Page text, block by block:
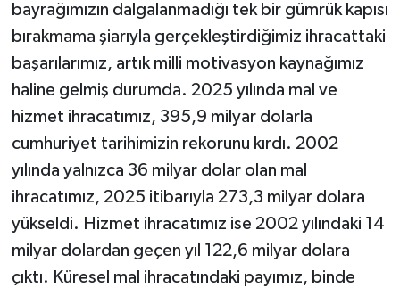
bayrağımızın dalgalanmadığı tek bir gümrük kapısı
bırakmama şiarıyla gerçekleştirdiğimiz ihracattaki
başarılarımız, artık milli motivasyon kaynağımız
haline gelmiş durumda. 2025 yılında mal ve
hizmet ihracatımız, 395,9 milyar dolarla
cumhuriyet tarihimizin rekorunu kırdı. 2002
yılında yalnızca 36 milyar dolar olan mal
ihracatımız, 2025 itibarıyla 273,3 milyar dolara
yükseldi. Hizmet ihracatımız ise 2002 yılındaki 14
milyar dolardan geçen yıl 122,6 milyar dolara
çıktı. Küresel mal ihracatındaki payımız, binde